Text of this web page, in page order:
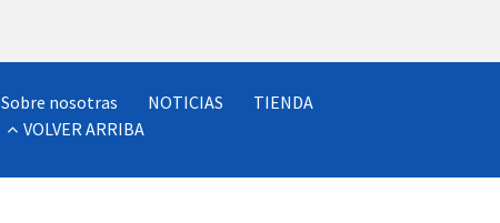
Sobre nosotras NOTICIAS
TIENDA
VOLVER ARRIBA